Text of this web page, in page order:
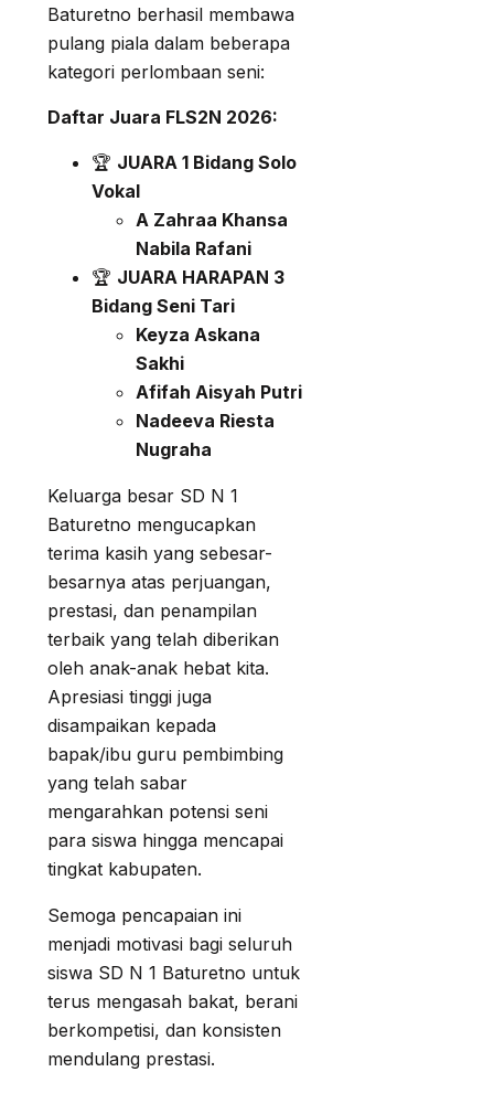
Baturetno berhasil membawa
pulang piala dalam beberapa
kategori perlombaan seni:
Daftar Juara FLS2N 2026:
🏆 JUARA 1 Bidang Solo
Vokal
A Zahraa Khansa
Nabila Rafani
🏆 JUARA HARAPAN 3
Bidang Seni Tari
Keyza Askana
Sakhi
Afifah Aisyah Putri
Nadeeva Riesta
Nugraha
Keluarga besar SD N 1
Baturetno mengucapkan
terima kasih yang sebesar-
besarnya atas perjuangan,
prestasi, dan penampilan
terbaik yang telah diberikan
oleh anak-anak hebat kita.
Apresiasi tinggi juga
disampaikan kepada
bapak/ibu guru pembimbing
yang telah sabar
mengarahkan potensi seni
para siswa hingga mencapai
tingkat kabupaten.
Semoga pencapaian ini
menjadi motivasi bagi seluruh
siswa SD N 1 Baturetno untuk
terus mengasah bakat, berani
berkompetisi, dan konsisten
mendulang prestasi.